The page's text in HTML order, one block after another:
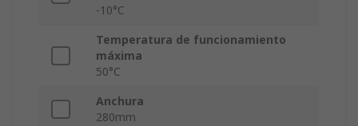
-10°C
Temperatura de funcionamiento
máxima
50°C
Anchura
280mm